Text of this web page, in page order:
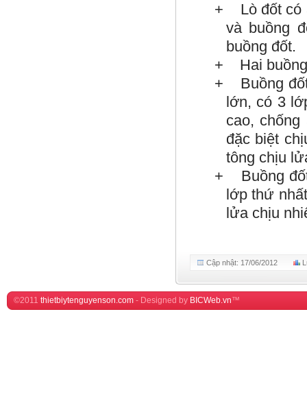
+ Lò đốt có
và buồng
buồng đốt.
+ Hai buồng
+ Buồng đốt
lớn, có 3
cao,
đặc biệt
tông chịu
+ Buồng đốt
lớp thứ
lửa chịu
Cập nhật: 17/06/2012
©2011 thietbiytenguyenson.com - Designed by BICWeb.vn™